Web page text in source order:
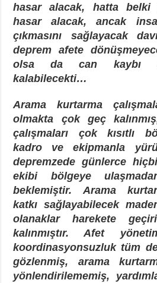
hasar alacak, hatta belki
hasar alacak, ancak
çıkmasını sağlayacak
deprem afete
olsa da can kaybı
kalabilecekti…
Arama kurtarma
olmakta çok geç
çalışmaları çok kısıtlı
kadro ve ekipmanla
depremzede günlerce
ekibi bölgeye
beklemiştir. Arama
katkı sağlayabilecek
olanaklar harekete
kalınmıştır.
Afet
koordinasyonsuzluk tüm
gözlenmiş, arama
yönlendirilememiş,